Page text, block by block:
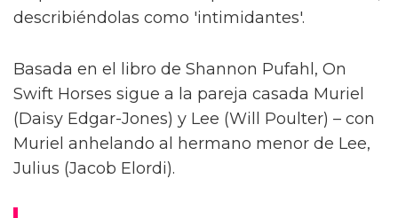
Diego Calva ha hablado sobre las escenas
desnudas con el actor de Euphoria y su novio
en pantalla Jacob Elordi para On Swift Horses,
describiéndolas como 'intimidantes'.